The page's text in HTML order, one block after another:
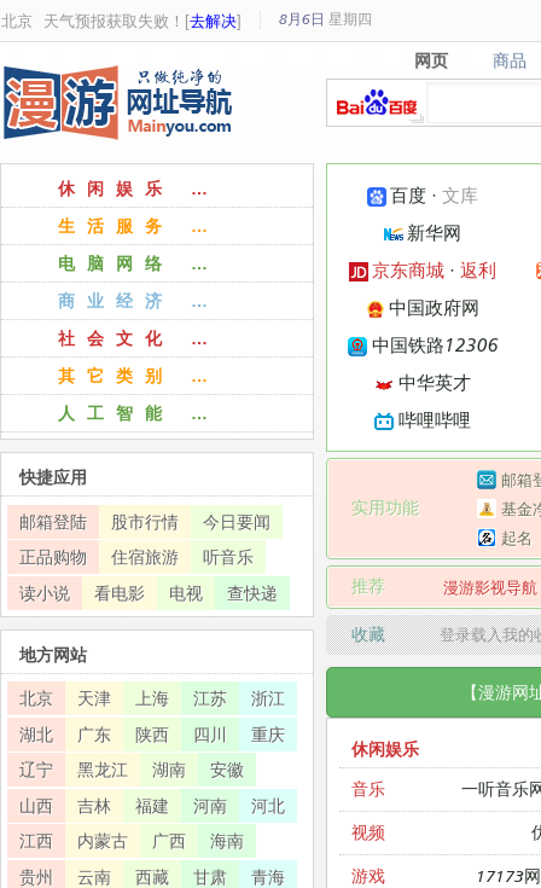
北京 天气预报获取失败！[去解决] 8月6日 星期四
网页
网页 商品
商品
百度 ·文库
新华网
京东商城 ·返利
中国政府网
中国铁路12306
中华英才
哔哩哔哩
实用功能
邮箱
基金
起名
推荐 漫游影视导航
收藏 登录载入我
【漫游网
休闲娱乐
音乐
一听音乐
视频
游戏 17173
休闲娱乐 …
生活服务 …
电脑网络 …
商业经济 …
社会文化 …
其它类别 …
人工智能 …
快捷应用
邮箱登陆 股市行情
今日要闻
正品购物
住宿旅游
听音乐
读小说
看电影 电视 查快递
地方网站
北京 天津 上海 江苏
浙江
湖北
广东 陕西 四川
重庆
辽宁
黑龙江 湖南
安徽
山西
吉林 福建 河南
河北
江西
内蒙古 广西
海南
贵州
云南 西藏 甘肃
青海